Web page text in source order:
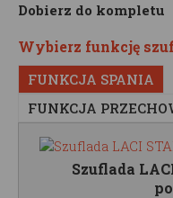
Dobierz do kompletu
Wybierz funkcję
FUNKCJA SPANIA
FUNKCJA
Szuflada